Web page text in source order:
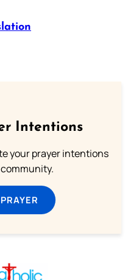
Intentions
your prayer intentions